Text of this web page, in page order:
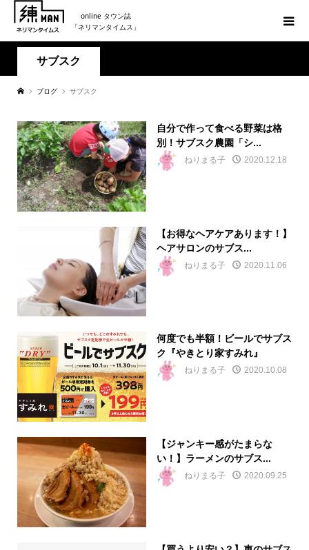
online タウン誌
「ネリマンタイムス」
サブスク
ブログ サブスク
自分で作って食べる野菜は格
別！サブスク農園「シ...
ねりまる子 2020.12.18
【お得なヘアケアあります！】
ヘアサロンのサブス...
ねりまる子 2020.11.06
何度でも半額！ビールでサブス
ク『やきとり家すみれ』
ねりまる子 2020.10.08
【ジャンキー感がたまらな
い！】ラーメンのサブス...
ねりまる子 2020.09.25